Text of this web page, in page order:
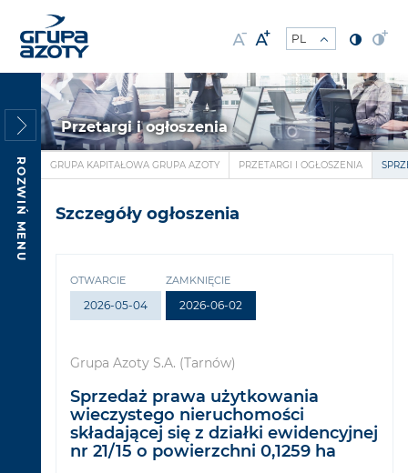
ROZWIŃ MENU
Przetargi i ogłoszenia
GRUPA KAPITAŁOWA GRUPA AZOTY PRZETARGI I OGŁOSZENIA
Szczegóły ogłoszenia
OTWARCIE
2026-05-04
ZAMKNIĘCIE
2026-06-02
Grupa Azoty S.A. (Tarnów)
Sprzedaż prawa użytkowania
wieczystego nieruchomości
składającej się z działki ewidencyjnej
nr 21/15 o powierzchni 0,1259 ha